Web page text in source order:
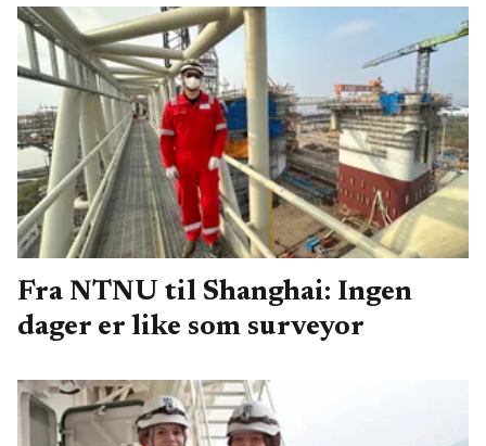
Fra NTNU til Shanghai: Ingen
dager er like som surveyor